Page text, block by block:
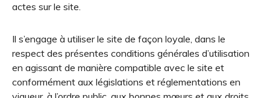
actes sur le site.
Il s’engage à utiliser le site de façon loyale, dans le
respect des présentes conditions générales d’utilisation
en agissant de manière compatible avec le site et
conformément aux législations et réglementations en